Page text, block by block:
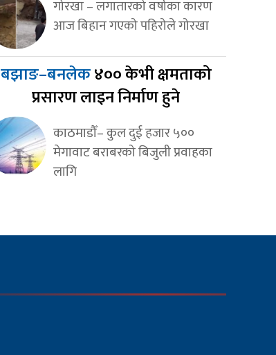
गोरखा – लगातारको वर्षाका कारण
आज बिहान गएको पहिरोले गोरखा
बझाङ–बनलेक४०० केभी क्षमताको
प्रसारण लाइन निर्माण हुने
काठमाडौँ– कुल दुई हजार ५००
मेगावाट बराबरको बिजुली प्रवाहका
लागि